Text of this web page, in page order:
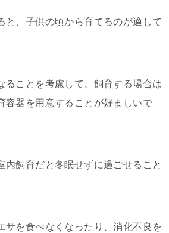
と、子供の頃から育てるのが適して
ることを考慮して、飼育する場合は
容器を用意することが好ましいで
内飼育だと冬眠せずに過ごせること
サを食べなくなったり、消化不良を